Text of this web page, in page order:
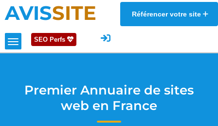
AVISSITE Référencer votre site
SEO Perfs
Premier Annuaire de sites
web en France